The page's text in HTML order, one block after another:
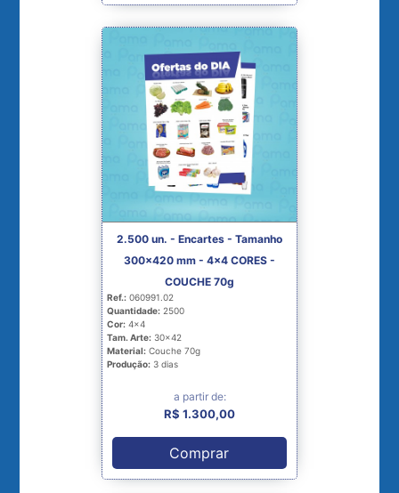
2.500 un. - Encartes - Tamanho
300x420 mm - 4x4 CORES -
COUCHE 70g
Ref.: 060991.02
Quantidade: 2500
Cor: 4x4
Tam. Arte: 30x42
Material: Couche 70g
Produção: 3 dias
a partir de:
R$ 1.300,00
Comprar